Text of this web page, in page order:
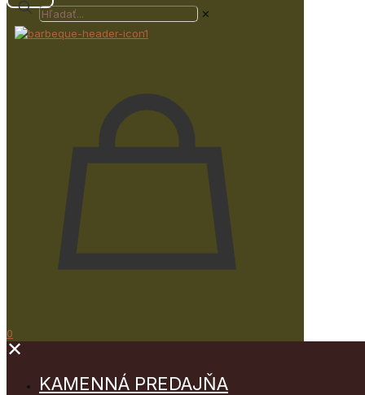
✕
0
✕
KAMENNÁ PREDAJŇA